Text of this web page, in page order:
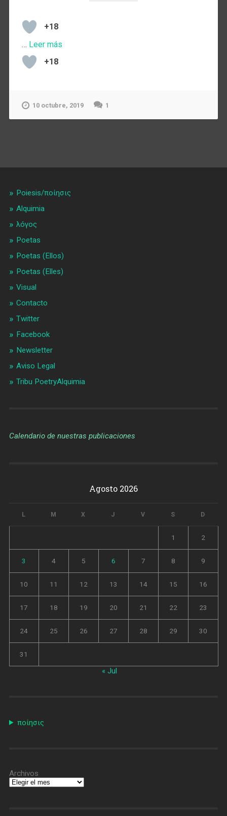
+18
… Leer más
+18
10 octubre, 2019 1
Poiesis/ποίησις
Alquimia
λóγος
Poetas
Poetas (Ellos)
Poetas (Elles)
Visual
Contacto
Twitter
Facebook
Newsletter
Aviso Legal
Tribu PoetryAlquimia
Calendario de nuestras publicaciones
Agosto 2026
L M X J V S D
1 2
3 4 5 6 7 8 9
10 11 12 13 14 15 16
17 18 19 20 21 22 23
24 25 26 27 28 29 30
31
« Jul
ποίησις
Archivos